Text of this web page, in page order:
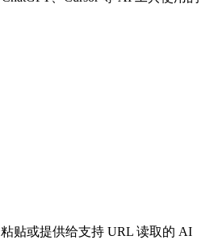
贴或提供给支持 URL 读取的 AI